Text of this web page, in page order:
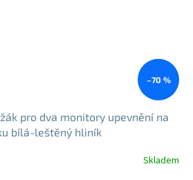
–70 %
pro dva monitory upevnění na
bílá-leštěný hliník
Skladem